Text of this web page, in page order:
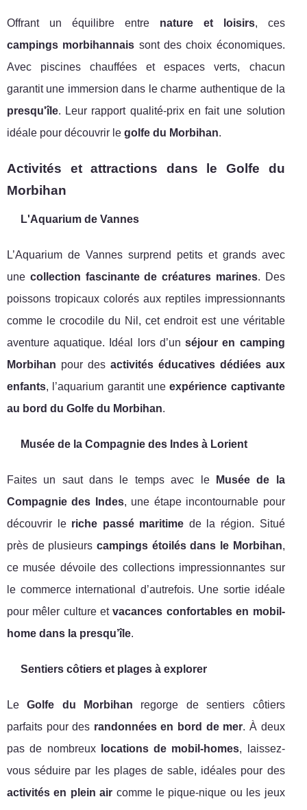
Offrant un équilibre entre nature et loisirs, ces
campings morbihannais sont des choix économiques.
Avec piscines chauffées et espaces verts, chacun
garantit une immersion dans le charme authentique de la
presqu'île. Leur rapport qualité-prix en fait une solution
idéale pour découvrir le golfe du Morbihan.
Activités et attractions dans le Golfe du
Morbihan
L'Aquarium de Vannes
L’Aquarium de Vannes surprend petits et grands avec
une collection fascinante de créatures marines. Des
poissons tropicaux colorés aux reptiles impressionnants
comme le crocodile du Nil, cet endroit est une véritable
aventure aquatique. Idéal lors d’unséjour en camping
Morbihan pour des activités éducatives dédiées aux
enfants, l’aquarium garantit uneexpérience captivante
au bord du Golfe du Morbihan.
Musée de la Compagnie des Indes à Lorient
Faites un saut dans le temps avec le
Musée de la
Compagnie des Indes, une étape incontournable pour
découvrir le riche passé maritime de la région. Situé
près de plusieurs campings étoilés dans le Morbihan,
ce musée dévoile des collections impressionnantes sur
le commerce international d’autrefois. Une sortie idéale
pour mêler culture etvacances confortables en mobil-
home dans la presqu’île.
Sentiers côtiers et plages à explorer
LeGolfe du Morbihan regorge de sentiers côtiers
parfaits pour des randonnées en bord de mer. À deux
pas de nombreux
locations de mobil-homes, laissez-
vous séduire par les plages de sable, idéales pour des
activités en plein air comme le pique-nique ou les jeux